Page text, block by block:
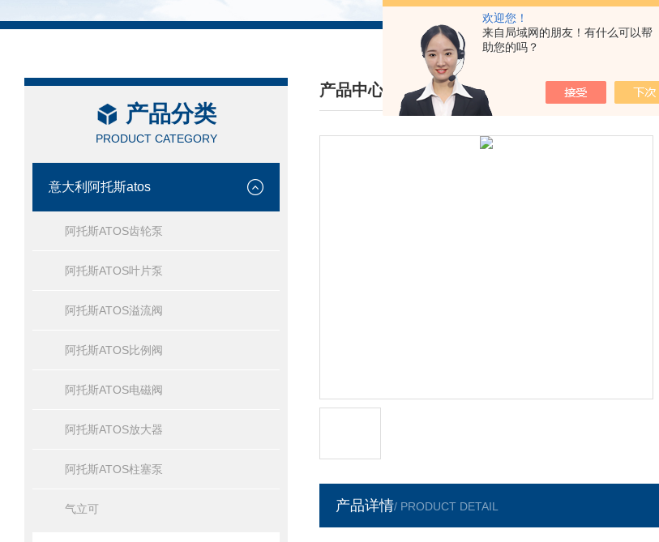
欢迎您！
来自局域网的朋友！有什么可以帮
助您的吗？
产品分类
PRODUCT CATEGORY
意大利阿托斯atos
阿托斯ATOS齿轮泵
阿托斯ATOS叶片泵
阿托斯ATOS溢流阀
阿托斯ATOS比例阀
阿托斯ATOS电磁阀
阿托斯ATOS放大器
阿托斯ATOS柱塞泵
气立可
产品中心
/ PRODUCTS CENTER
首页> 产品中心>
产品详情/ PRODUCT DETAIL